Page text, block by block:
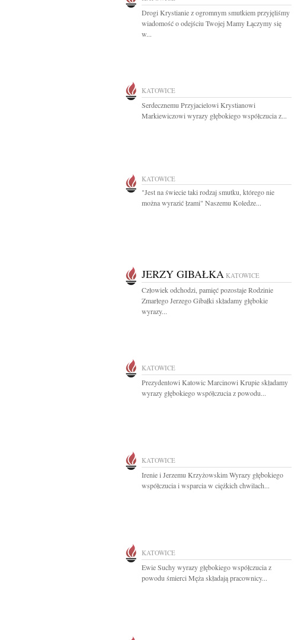
Drogi Krystianie z ogromnym smutkiem przyjęliśmy
wiadomość o odejściu Twojej Mamy Łączymy się
w...
KATOWICE
Serdecznemu Przyjacielowi Krystianowi
Markiewiczowi wyrazy głębokiego współczucia z...
KATOWICE
"Jest na świecie taki rodzaj smutku, którego nie
można wyrazić łzami" Naszemu Koledze...
JERZY GIBAŁKA KATOWICE
Człowiek odchodzi, pamięć pozostaje Rodzinie
Zmarłego Jerzego Gibałki składamy głębokie
wyrazy...
KATOWICE
Prezydentowi Katowic Marcinowi Krupie składamy
wyrazy głębokiego współczucia z powodu...
KATOWICE
Irenie i Jerzemu Krzyżowskim Wyrazy głębokiego
współczucia i wsparcia w ciężkich chwilach...
KATOWICE
Ewie Suchy wyrazy głębokiego współczucia z
powodu śmierci Męża składają pracownicy...